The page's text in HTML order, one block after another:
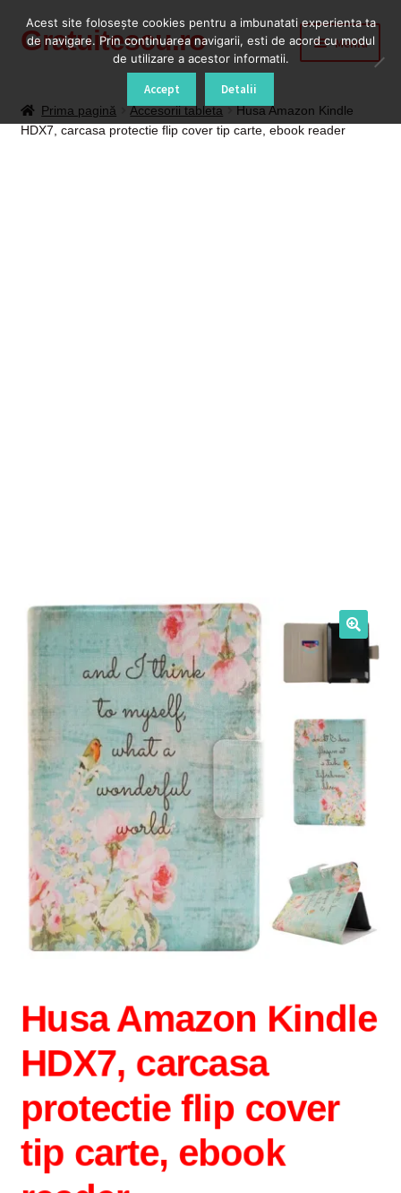
Sari
Sari
Gratuitescu.ro Meniu
Blog
Privacy Policy
Prima pagină Accesorii tableta
Husa Amazon Kindle
HDX7, carcasa protectie flip cover tip carte, ebook reader
Husa Amazon Kindle
HDX7, carcasa
protectie flip cover
tip carte, ebook
Acest site foloseşte cookies pentru a imbunatati experienta ta
de navigare. Prin continuarea navigarii, esti de acord cu modul
de utilizare a acestor informatii.
Accept Detalii